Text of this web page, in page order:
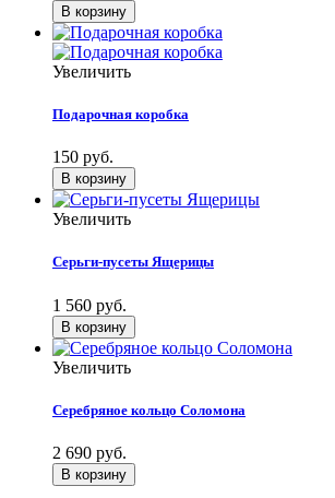
Увеличить
Подарочная коробка
150 руб.
Увеличить
Серьги-пусеты Ящерицы
1 560 руб.
Увеличить
Серебряное кольцо Соломона
2 690 руб.